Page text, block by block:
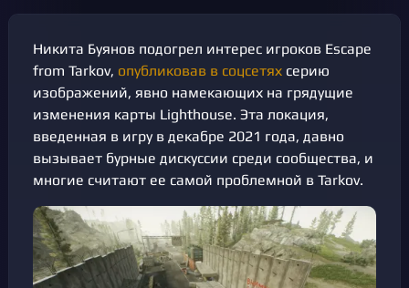
Никита Буянов подогрел интерес игроков Escape
from Tarkov, опубликовав в соцсетях серию
изображений, явно намекающих на грядущие
изменения карты Lighthouse. Эта локация,
введенная в игру в декабре 2021 года, давно
вызывает бурные дискуссии среди сообщества, и
многие считают ее самой проблемной в Tarkov.